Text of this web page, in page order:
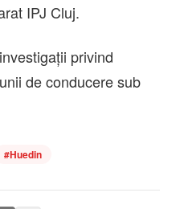
IPJ Cluj.
privind
de conducere sub
#Huedin